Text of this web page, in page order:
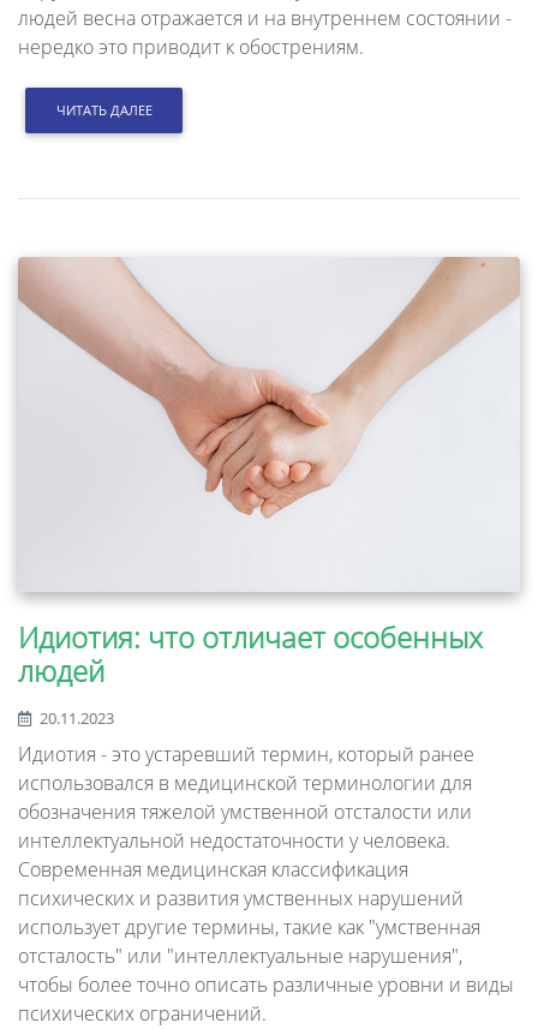
людей весна отражается и на внутреннем состоянии -
нередко это приводит к обострениям.
ЧИТАТЬ ДАЛЕЕ
Идиотия: что отличает особенных
людей
20.11.2023
Идиотия - это устаревший термин, который ранее
использовался в медицинской терминологии для
обозначения тяжелой умственной отсталости или
интеллектуальной недостаточности у человека.
Современная медицинская классификация
психических и развития умственных нарушений
использует другие термины, такие как "умственная
отсталость" или "интеллектуальные нарушения",
чтобы более точно описать различные уровни и виды
психических ограничений.